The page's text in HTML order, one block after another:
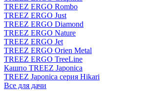
TREEZ ERGO Rombo
TREEZ ERGO Just
TREEZ ERGO Diamond
TREEZ ERGO Nature
TREEZ ERGO Jet
TREEZ ERGO Orien Metal
TREEZ ERGO TreeLine
Кашпо TREEZ Japonica
TREEZ Japonica серия Hikari
Все для дачи